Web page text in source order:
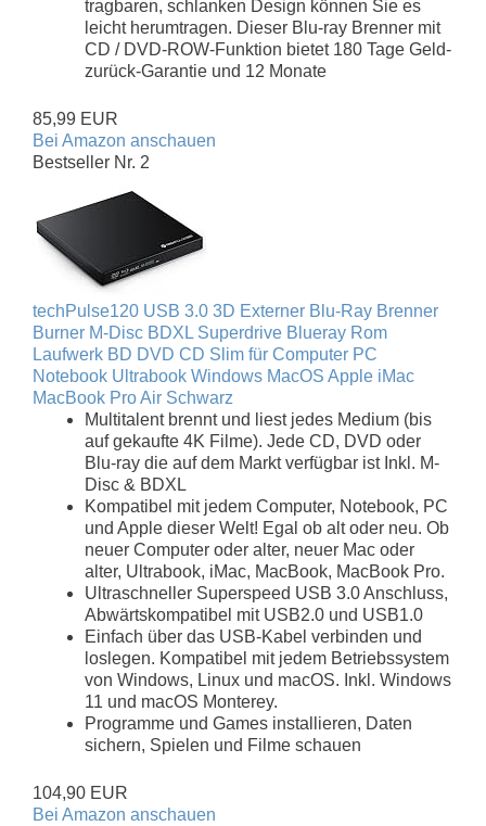
tragbaren, schlanken Design können Sie es
leicht herumtragen. Dieser Blu-ray Brenner mit
CD / DVD-ROW-Funktion bietet 180 Tage Geld-
zurück-Garantie und 12 Monate
85,99 EUR
Bei Amazon anschauen
Bestseller Nr. 2
techPulse120 USB 3.0 3D Externer Blu-Ray Brenner
Burner M-Disc BDXL Superdrive Blueray Rom
Laufwerk BD DVD CD Slim für Computer PC
Notebook Ultrabook Windows MacOS Apple iMac
MacBook Pro Air Schwarz
Multitalent brennt und liest jedes Medium (bis
auf gekaufte 4K Filme). Jede CD, DVD oder
Blu-ray die auf dem Markt verfügbar ist Inkl. M-
Disc & BDXL
Kompatibel mit jedem Computer, Notebook, PC
und Apple dieser Welt! Egal ob alt oder neu. Ob
neuer Computer oder alter, neuer Mac oder
alter, Ultrabook, iMac, MacBook, MacBook Pro.
Ultraschneller Superspeed USB 3.0 Anschluss,
Abwärtskompatibel mit USB2.0 und USB1.0
Einfach über das USB-Kabel verbinden und
loslegen. Kompatibel mit jedem Betriebssystem
von Windows, Linux und macOS. Inkl. Windows
11 und macOS Monterey.
Programme und Games installieren, Daten
sichern, Spielen und Filme schauen
104,90 EUR
Bei Amazon anschauen